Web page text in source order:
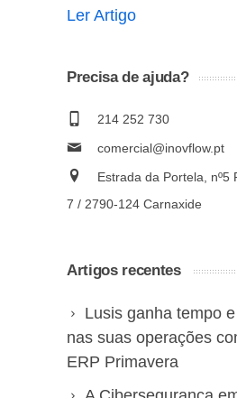
Ler Artigo
Precisa de ajuda?
214 252 730
comercial@inovflow.pt
Estrada da Portela, nº5
7 / 2790-124 Carnaxide
Artigos recentes
Lusis ganha tempo
nas suas operações
ERP Primavera